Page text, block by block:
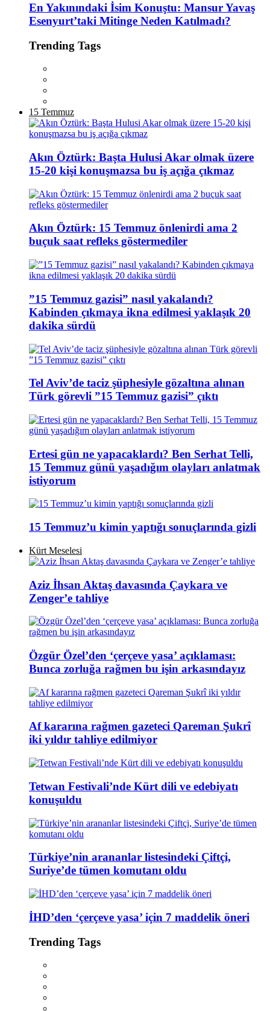
En Yakınındaki İsim Konuştu: Mansur Yavaş
Esenyurt’taki Mitinge Neden Katılmadı?
Trending Tags
15 Temmuz
Akın Öztürk: Başta Hulusi Akar olmak üzere
15-20 kişi konuşmazsa bu iş açığa çıkmaz
Akın Öztürk: 15 Temmuz önlenirdi ama 2
buçuk saat refleks göstermediler
”15 Temmuz gazisi” nasıl yakalandı?
Kabinden çıkmaya ikna edilmesi yaklaşık 20
dakika sürdü
Tel Aviv’de taciz şüphesiyle gözaltına alınan
Türk görevli ”15 Temmuz gazisi” çıktı
Ertesi gün ne yapacaklardı? Ben Serhat Telli,
15 Temmuz günü yaşadığım olayları anlatmak
istiyorum
15 Temmuz’u kimin yaptığı sonuçlarında gizli
Kürt Meselesi
Aziz İhsan Aktaş davasında Çaykara ve
Zenger’e tahliye
Özgür Özel’den ‘çerçeve yasa’ açıklaması:
Bunca zorluğa rağmen bu işin arkasındayız
Af kararına rağmen gazeteci Qareman Şukrî
iki yıldır tahliye edilmiyor
Tetwan Festivali’nde Kürt dili ve edebiyatı
konuşuldu
Türkiye’nin arananlar listesindeki Çiftçi,
Suriye’de tümen komutanı oldu
İHD’den ‘çerçeve yasa’ için 7 maddelik öneri
Trending Tags